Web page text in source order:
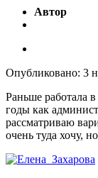
Автор
Опубликовано: 3
Раньше работала
годы как
рассматриваю
очень туда хочу,